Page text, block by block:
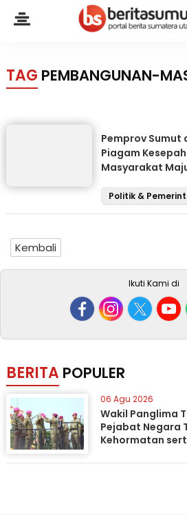
TAG PEMBANGUNAN-
Pemprov Sumut
Piagam
Masyarakat
Politik &
Kembali
Ikuti Kami di
BERITA POPULER
06 Agu 2026
Wakil Panglima
Pejabat Negara
Kehormatan